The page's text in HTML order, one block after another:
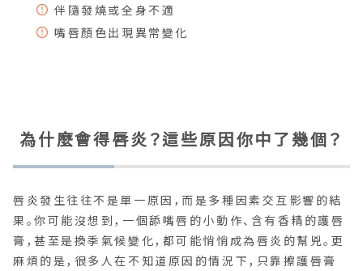
伴隨發燒或全身不適
嘴唇顏色出現異常變化
為什麼會得唇炎？這些原因你中了幾個？
唇炎發生往往不是單一原因，而是多種因素交互影響的結
果。你可能沒想到，一個舔嘴唇的小動作、含有香精的護唇
膏，甚至是換季氣候變化，都可能悄悄成為唇炎的幫兇。更
麻煩的是，很多人在不知道原因的情況下，只靠擦護唇膏